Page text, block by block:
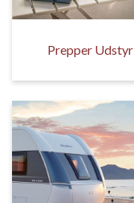
Prepper Udstyr